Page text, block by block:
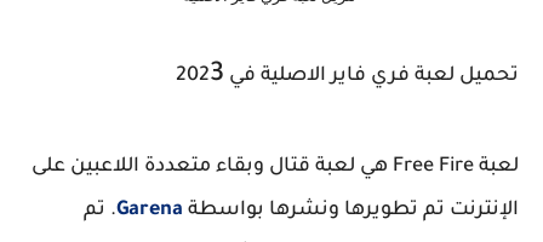
تحميل لعبة فري فاير الاصلية في 202 3
لعبة Free Fire هي لعبة قتال وبقاء متعددة اللاعبين على
الإنترنت تم تطويرها ونشرها بواسطة Garena. تم